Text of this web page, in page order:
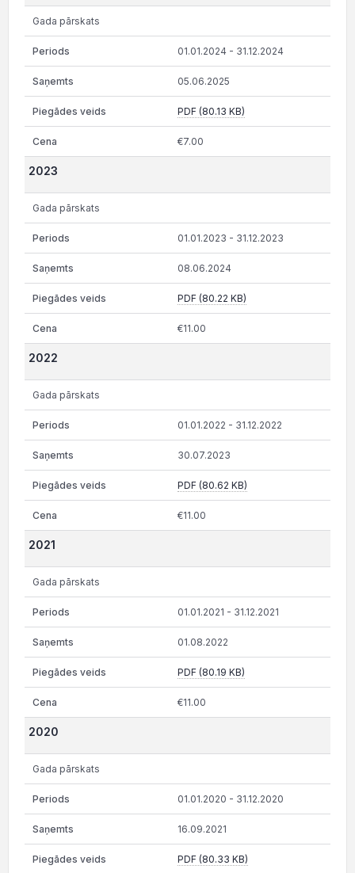
Gada pārskats
01.01.2024 - 31.12.2024
05.06.2025
PDF (80.13 KB)
€7.00
2023
Gada pārskats
01.01.2023 - 31.12.2023
08.06.2024
PDF (80.22 KB)
€11.00
2022
Gada pārskats
01.01.2022 - 31.12.2022
30.07.2023
PDF (80.62 KB)
€11.00
2021
Gada pārskats
01.01.2021 - 31.12.2021
01.08.2022
PDF (80.19 KB)
€11.00
2020
Gada pārskats
01.01.2020 - 31.12.2020
16.09.2021
PDF (80.33 KB)